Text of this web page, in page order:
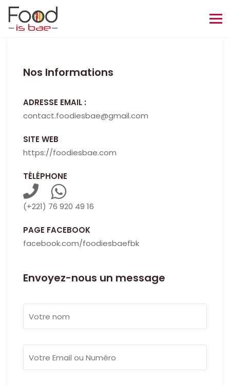
Nos Informations
ADRESSE EMAIL :
contact.foodiesbae@gmail.com
SITE WEB
https://foodiesbae.com
TÉLÉPHONE
(+221) 76 920 49 16
PAGE FACEBOOK
facebook.com/foodiesbaefbk
Envoyez-nous un message